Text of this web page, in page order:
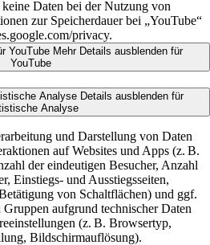
Daten bei der Nutzung von
zur Speicherdauer bei „YouTube“
privacy.
YouTube Mehr Details ausblendenfür
YouTube
Analyse Details ausblenden für
Analyse
und Darstellung von Daten
auf Websites und Apps (z. B.
der eindeutigen Besucher, Anzahl
Einstiegs- und Ausstiegsseiten,
von Schaltflächen) und ggf.
aufgrund technischer Daten
(z. B. Browsertyp,
Bildschirmauflösung).